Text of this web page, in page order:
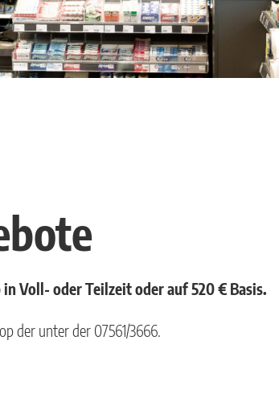
Voll- oder Teilzeit oder auf 520 € Basis.
der unter der 07561/3666.